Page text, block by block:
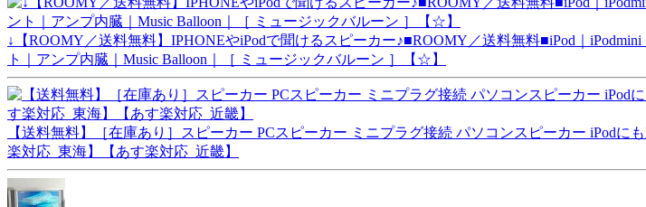
↓【ROOMY／送料無料】IPHONEやiPodで聞けるスピーカー♪■ROOMY／送料無料■iPod｜
ト｜アンプ内臓｜Music Balloon｜［ ミュージックバルーン ］【☆】
【送料無料】［在庫あり］スピーカー PCスピーカー ミニプラグ接続 パソコンスピーカー iPod
楽対応_東海】【あす楽対応_近畿】